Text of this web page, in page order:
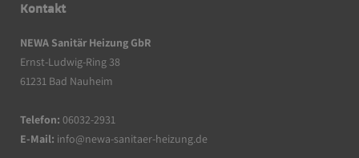
Kontakt
NEWA Sanitär Heizung GbR
Ernst-Ludwig-Ring 38
61231 Bad Nauheim
Telefon: 06032-2931
E-Mail: info@newa-sanitaer-heizung.de